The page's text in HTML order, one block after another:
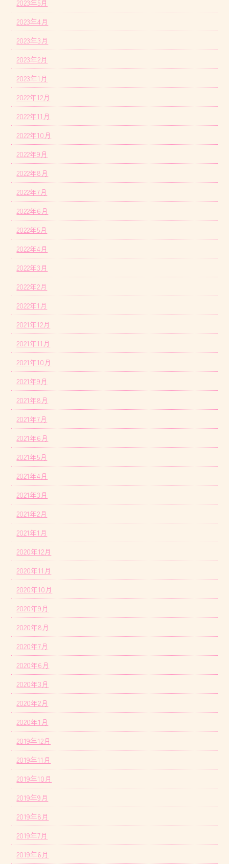
2023年5月
2023年4月
2023年3月
2023年2月
2023年1月
2022年12月
2022年11月
2022年10月
2022年9月
2022年8月
2022年7月
2022年6月
2022年5月
2022年4月
2022年3月
2022年2月
2022年1月
2021年12月
2021年11月
2021年10月
2021年9月
2021年8月
2021年7月
2021年6月
2021年5月
2021年4月
2021年3月
2021年2月
2021年1月
2020年12月
2020年11月
2020年10月
2020年9月
2020年8月
2020年7月
2020年6月
2020年3月
2020年2月
2020年1月
2019年12月
2019年11月
2019年10月
2019年9月
2019年8月
2019年7月
2019年6月